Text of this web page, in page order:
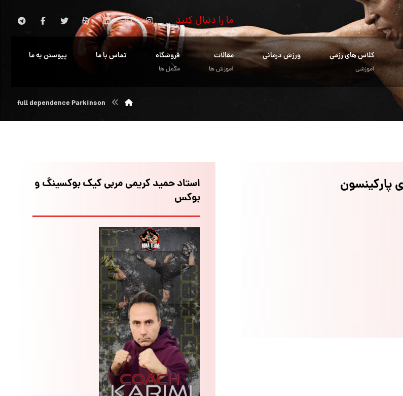
ما را دنبال کنید
کلاس های رزمی
آموزشی
ورزش درمانی مقالات
آموزش ها
فروشگاه
مکمل ها
تماس با ما پیوستن به ما
full dependence Parkinson
استاد حمید کریمی مربی کیک بوکسینگ و
بوکس